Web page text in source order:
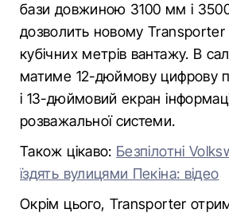
бази довжиною 3100 мм і
дозволить новому Transporter
кубічних метрів вантажу. В
матиме 12-дюймову цифрову
і 13-дюймовий екран
розважальної системи.
Також цікаво: Безпілотні
їздять вулицями Пекіна: відео
Окрім цього, Transporter